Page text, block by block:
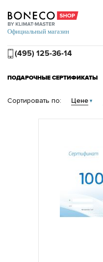
(495) 125-36-14
ПОДАРОЧНЫЕ СЕРТИФИКАТЫ
Сортировать по: Цене